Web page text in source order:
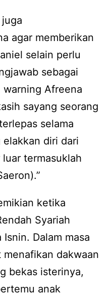
agar memberikan
selain perlu
sebagai
warning Afreena
sayang seorang
selama
diri dari
termasuklah
ketika
Syariah
Dalam masa
dakwaan
bekas isterinya,
anak